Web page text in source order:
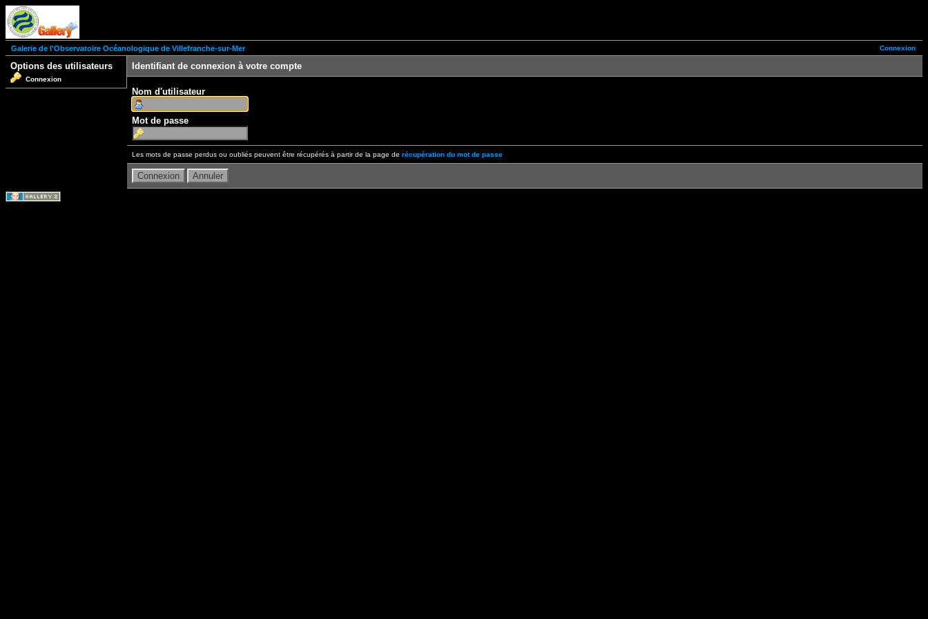
Connexion
Galerie de l'Observatoire Océanologique de Villefranche-sur-Mer
Options des utilisateurs
Connexion
Identifiant de connexion à votre compte
Nom d'utilisateur
Mot de passe
Les mots de passe perdus ou oubliés peuvent être récupérés à partir de la page de récupération du mot de passe